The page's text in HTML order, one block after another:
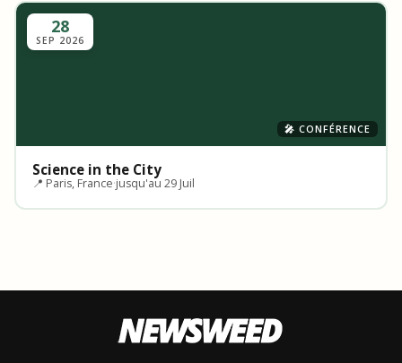
28
SEP 2026
🎤 CONFÉRENCE
Science in the City
📍 Paris, France·jusqu'au 29 Juil